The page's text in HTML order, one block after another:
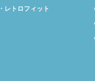
レトロフィット